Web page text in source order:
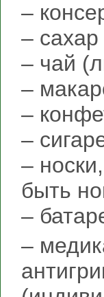
–
–
– чай
–
–
–
–
быть
–
–